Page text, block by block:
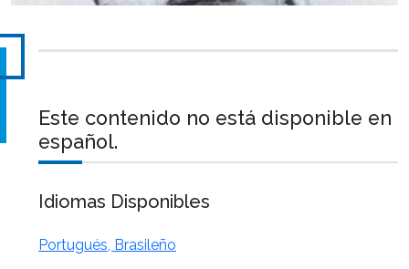
Este contenido no está disponible en
español.
Idiomas Disponibles
Portugués, Brasileño